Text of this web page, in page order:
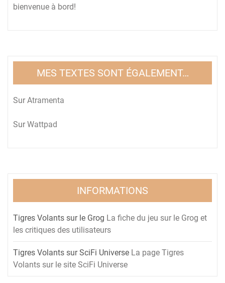
bienvenue à bord!
MES TEXTES SONT ÉGALEMENT…
Sur Atramenta
Sur Wattpad
INFORMATIONS
Tigres Volants sur le Grog La fiche du jeu sur le Grog et
les critiques des utilisateurs
Tigres Volants sur SciFi Universe La page Tigres
Volants sur le site SciFi Universe